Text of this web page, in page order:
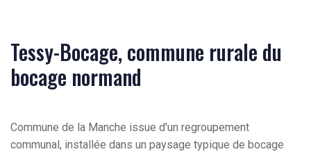
Tessy-Bocage, commune rurale du
bocage normand
Commune de la Manche issue d'un regroupement
communal, installée dans un paysage typique de bocage